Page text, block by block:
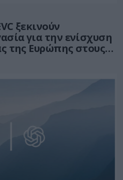
ξεκινούν
για την ενίσχυση
της Ευρώπης στους
και ενέργειας